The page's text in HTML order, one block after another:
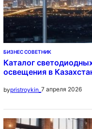
БИЗНЕС СОВЕТНИК
Каталог
освещения в
bypristroykin_ 7 апреля 2026